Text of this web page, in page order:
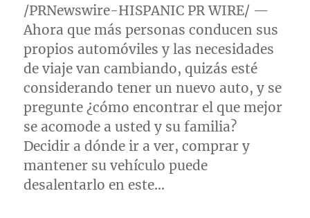
/PRNewswire-HISPANIC PR WIRE/ —
Ahora que más personas conducen sus
propios automóviles y las necesidades
de viaje van cambiando, quizás esté
considerando tener un nuevo auto, y se
pregunte ¿cómo encontrar el que mejor
se acomode a usted y su familia?
Decidir a dónde ir a ver, comprar y
mantener su vehículo puede
desalentarlo en este…